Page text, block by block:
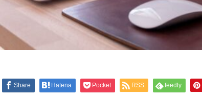
Share Hatena Pocket RSS feedly